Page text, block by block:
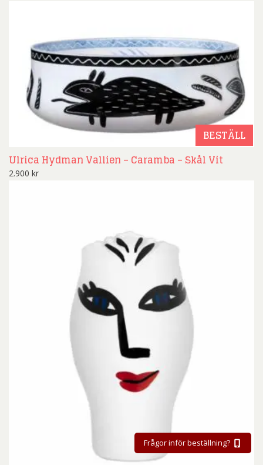
BESTÄLL
Ulrica Hydman Vallien – Caramba – Skål Vit
2.900 kr
Frågor inför beställning?